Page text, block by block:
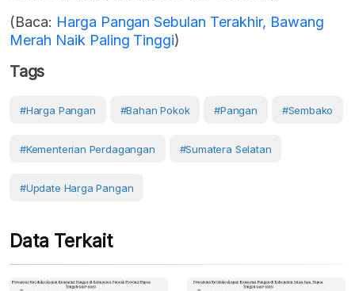
(Baca: Harga Pangan Sebulan Terakhir, Bawang
Merah Naik Paling Tinggi)
Tags
#Harga Pangan #Bahan Pokok #Pangan #Sembako
#Kementerian Perdagangan #Sumatera Selatan
#Update Harga Pangan
Data Terkait